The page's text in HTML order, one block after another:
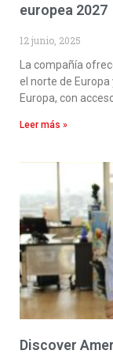
europea 2027
12 junio, 2025
La compañía
el norte de
Europa, con
Leer más »
Discover